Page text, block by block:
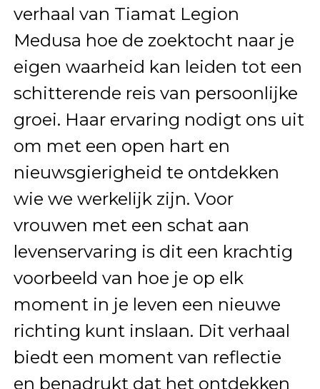
verhaal van Tiamat Legion
Medusa hoe de zoektocht naar je
eigen waarheid kan leiden tot een
schitterende reis van persoonlijke
groei. Haar ervaring nodigt ons uit
om met een open hart en
nieuwsgierigheid te ontdekken
wie we werkelijk zijn. Voor
vrouwen met een schat aan
levenservaring is dit een krachtig
voorbeeld van hoe je op elk
moment in je leven een nieuwe
richting kunt inslaan. Dit verhaal
biedt een moment van reflectie
en benadrukt dat het ontdekken